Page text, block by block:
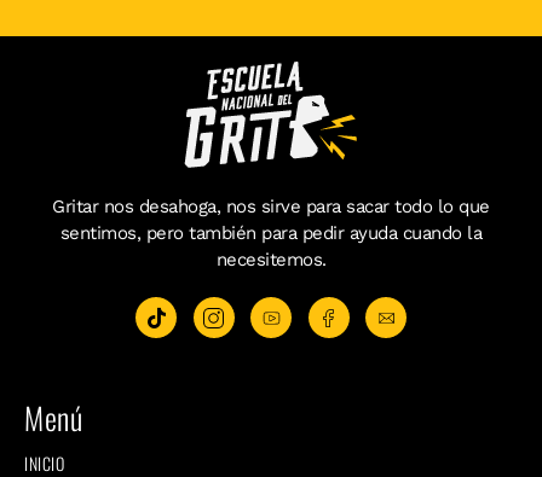
Gritar nos desahoga, nos sirve para sacar todo lo que
sentimos, pero también para pedir ayuda cuando la
necesitemos.
Menú
INICIO